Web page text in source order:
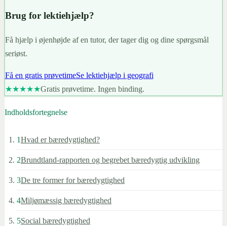
Brug for lektiehjælp?
Få hjælp i øjenhøjde af en tutor, der tager dig og dine spørgsmål
seriøst.
Få en gratis prøvetimeSe lektiehjælp i geografi
★★★★★Gratis prøvetime. Ingen binding.
Indholdsfortegnelse
1Hvad er bæredygtighed?
2Brundtland-rapporten og begrebet bæredygtig udvikling
3De tre former for bæredygtighed
4Miljømæssig bæredygtighed
5Social bæredygtighed